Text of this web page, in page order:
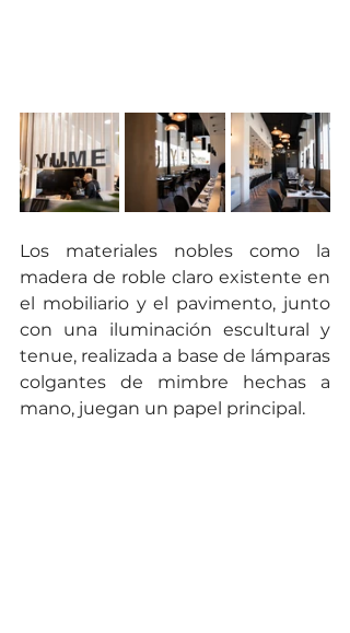
Los materiales nobles como la
madera de roble claro existente en
el mobiliario y el pavimento, junto
con una iluminación escultural y
tenue, realizada a base de lámparas
colgantes de mimbre hechas a
mano, juegan un papel principal.